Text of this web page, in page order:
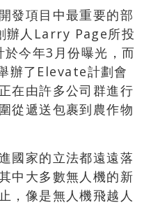
發項目中最重要的部
辦人Larry Page所投
今年3月份曝光，而
辦了Elevate計劃會
在由許多公司群進行
從遞送包裹到農作物
國家的立法都遠遠落
中大多數無人機的新
，像是無人機飛越人